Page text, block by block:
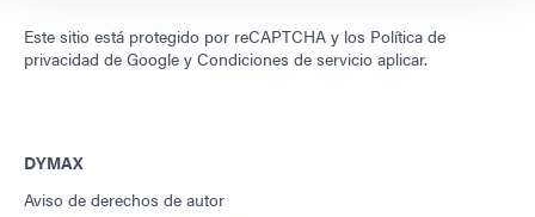
Este sitio está protegido por reCAPTCHA y los Política de
privacidad de Google y Condiciones de servicio aplicar.
DYMAX
Aviso de derechos de autor